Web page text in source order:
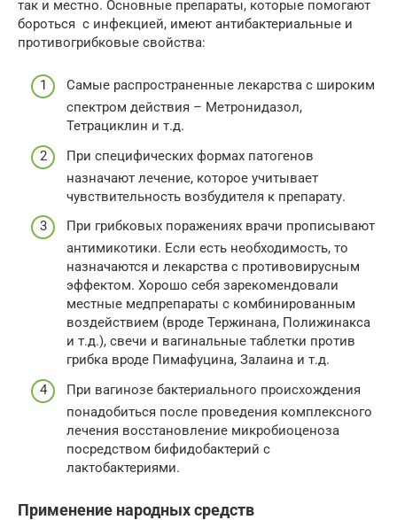
так и местно. Основные препараты, которые помогают
бороться с инфекцией, имеют антибактериальные и
противогрибковые свойства:
Самые распространенные лекарства с широким
спектром действия – Метронидазол,
Тетрациклин и т.д.
При специфических формах патогенов
назначают лечение, которое учитывает
чувствительность возбудителя к препарату.
При грибковых поражениях врачи прописывают
антимикотики. Если есть необходимость, то
назначаются и лекарства с противовирусным
эффектом. Хорошо себя зарекомендовали
местные медпрепараты с комбинированным
воздействием (вроде Тержинана, Полижинакса
и т.д.), свечи и вагинальные таблетки против
грибка вроде Пимафуцина, Залаина и т.д.
При вагинозе бактериального происхождения
понадобиться после проведения комплексного
лечения восстановление микробиоценоза
посредством бифидобактерий с
лактобактериями.
Применение народных средств